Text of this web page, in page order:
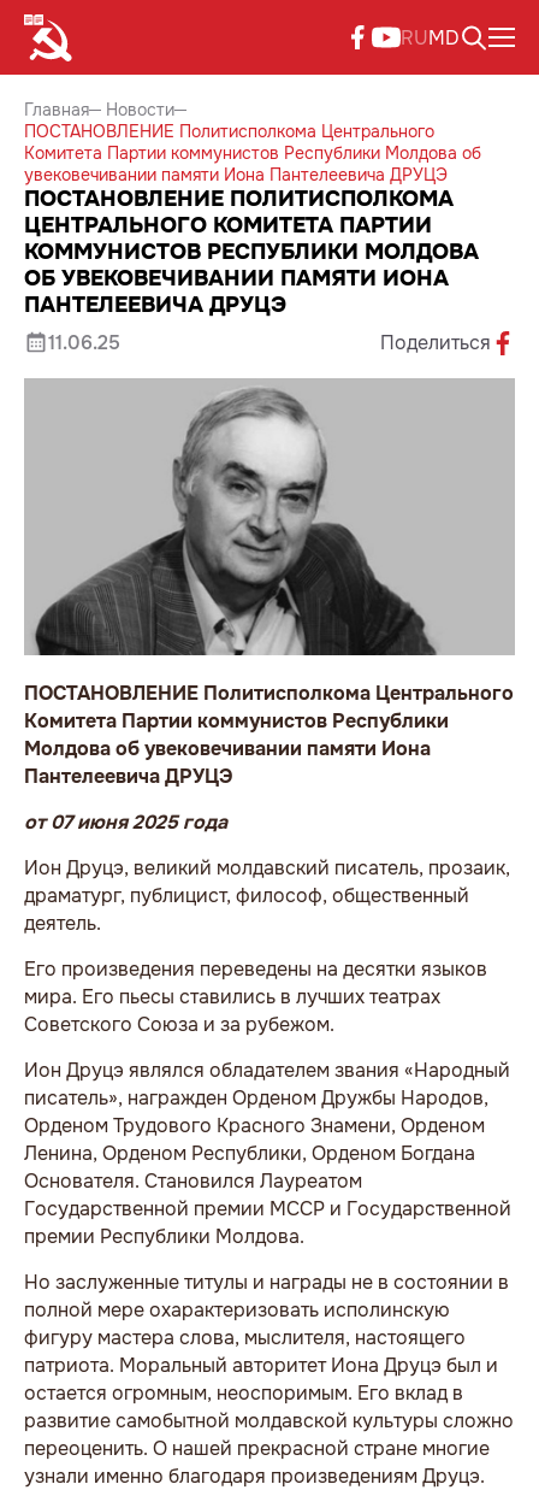
RUMD
Главная
Новости
ПОСТАНОВЛЕНИЕ Политисполкома Центрального
Комитета Партии коммунистов Республики Молдова об
увековечивании памяти Иона Пантелеевича ДРУЦЭ
ПОСТАНОВЛЕНИЕ ПОЛИТИСПОЛКОМА
ЦЕНТРАЛЬНОГО КОМИТЕТА ПАРТИИ
КОММУНИСТОВ РЕСПУБЛИКИ МОЛДОВА
ОБ УВЕКОВЕЧИВАНИИ ПАМЯТИ ИОНА
ПАНТЕЛЕЕВИЧА ДРУЦЭ
11.06.25 Поделиться
ПОСТАНОВЛЕНИЕ Политисполкома Центрального
Комитета Партии коммунистов Республики
Молдоваоб увековечивании памяти Иона
Пантелеевича ДРУЦЭ
от 07 июня 2025 года
Ион Друцэ, великий молдавский писатель, прозаик,
драматург, публицист, философ, общественный
деятель.
Его произведения переведены на десятки языков
мира. Его пьесы ставились в лучших театрах
Советского Союза и за рубежом.
Ион Друцэ являлся обладателем звания «Народный
писатель», награжден Орденом Дружбы Народов,
Орденом Трудового Красного Знамени, Орденом
Ленина, Орденом Республики, Орденом Богдана
Основателя. Становился Лауреатом
Государственной премии МССР и Государственной
премии Республики Молдова.
Но заслуженные титулы и награды не в состоянии в
полной мере охарактеризовать исполинскую
фигуру мастера слова, мыслителя, настоящего
патриота. Моральный авторитет Иона Друцэ был и
остается огромным, неоспоримым. Его вклад в
развитие самобытной молдавской культуры сложно
переоценить. О нашей прекрасной стране многие
узнали именно благодаря произведениям Друцэ.